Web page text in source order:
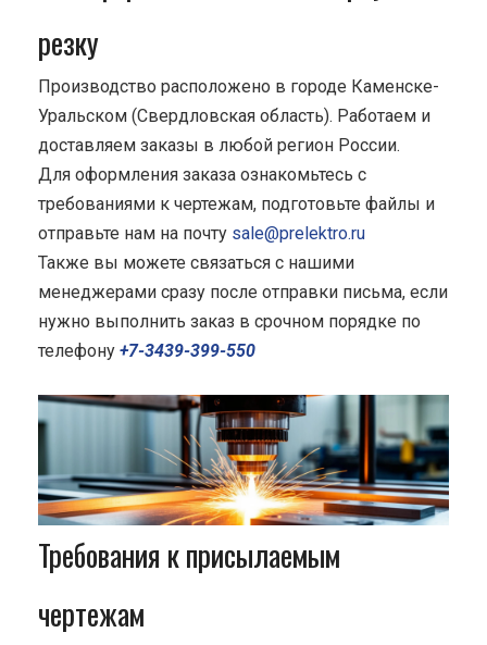
резку
Производство расположено в городе Каменске-
Уральском (Свердловская область). Работаем и
доставляем заказы в любой регион России.
Для оформления заказа ознакомьтесь с
требованиями к чертежам, подготовьте файлы и
отправьте нам на почту sale@prelektro.ru
Также вы можете связаться с нашими
менеджерами сразу после отправки письма, если
нужно выполнить заказ в срочном порядке по
телефону +7-3439-399-550
Требования к присылаемым
чертежам